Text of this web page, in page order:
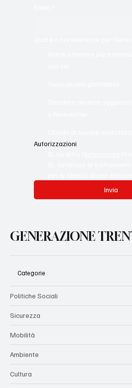
Autorizzazioni
Invia
GENERAZIONE
Categorie
Politiche Sociali
Sicurezza
Mobilità
Ambiente
Cultura